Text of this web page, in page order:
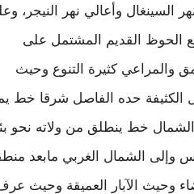
السينغال وأعالي نهر النيجر،
الحوظ القديم المشتمل على
والمراعي كثيرة التنوع وحيث
الكثيفة حده الفاصل شرقا خط
خط ينطلق من ولاته نحو
وإلى الشمال الغربي مابعد
وحيث الآبار العميقة وحيث